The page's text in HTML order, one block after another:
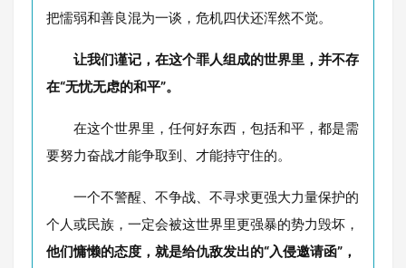
把懦弱和善良混为一谈，危机四伏还浑然不觉。
让我们谨记，在这个罪人组成的世界里，并不存
在“无忧无虑的和平”。
在这个世界里，任何好东西，包括和平，都是需
要努力奋战才能争取到、才能持守住的。
一个不警醒、不争战、不寻求更强大力量保护的
个人或民族，一定会被这世界里更强暴的势力毁坏，
他们慵懒的态度，就是给仇敌发出的“入侵邀请函”，